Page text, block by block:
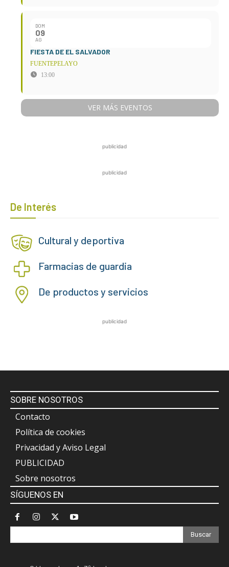
DOM
09
AG
FIESTA DE EL SALVADOR
FUENTEPELAYO
13:00
VER MÁS EVENTOS
publicidad
publicidad
De Interés
Cultural y deportiva
Farmacias de guardia
De productos y servicios
publicidad
SOBRE NOSOTROS
Contacto
Política de cookies
Privacidad y Aviso Legal
PUBLICIDAD
Sobre nosotros
SÍGUENOS EN
Buscar